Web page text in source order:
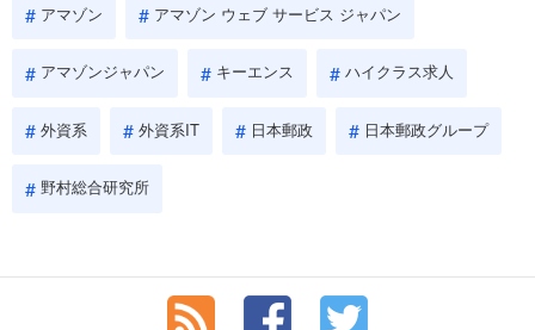
アマゾン アマゾン ウェブ サービス ジャパン
アマゾンジャパン キーエンス ハイクラス求人
外資系 外資系IT 日本郵政 日本郵政グループ
野村総合研究所